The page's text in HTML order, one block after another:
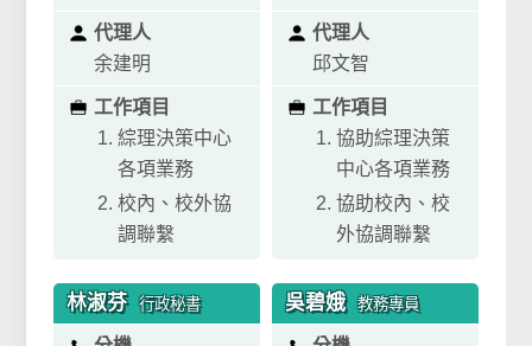
代理人
余建明
工作項目
綜理決策中心
各項業務
校內、校外協
調聯繫
代理人
邱文智
工作項目
協助綜理決策
中心各項業務
協助校內、校
外協調聯繫
林淑芬 行政秘書 吳碧娥 教務專員